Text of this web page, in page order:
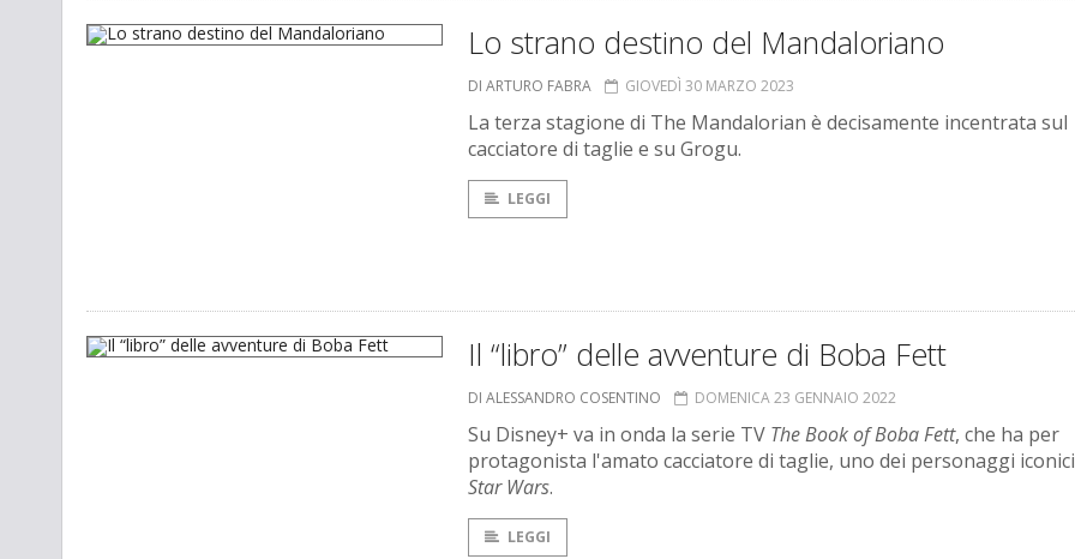
Lo strano destino del Mandaloriano
DI ARTURO FABRA GIOVEDÌ 30 MARZO 2023
La terza stagione di The Mandalorian è decisamente incentrata sul
cacciatore di taglie e su Grogu.
LEGGI
Il “libro” delle avventure di Boba Fett
DI ALESSANDRO COSENTINO DOMENICA 23 GENNAIO 2022
Su Disney+ va in onda la serie TV The Book of Boba Fett, che ha per
protagonista l'amato cacciatore di taglie, uno dei personaggi
Star Wars.
LEGGI